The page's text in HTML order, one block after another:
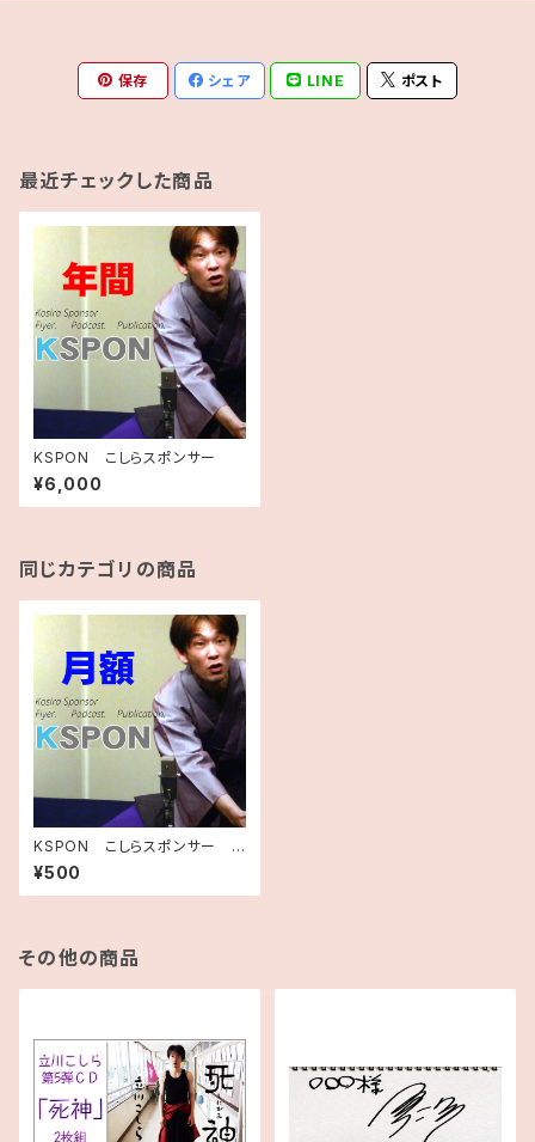
保存 シェア LINE ポスト
最近チェックした商品
KSPON こしらスポンサー
¥6,000
同じカテゴリの商品
KSPON こしらスポンサー
≪月額≫
¥500
その他の商品